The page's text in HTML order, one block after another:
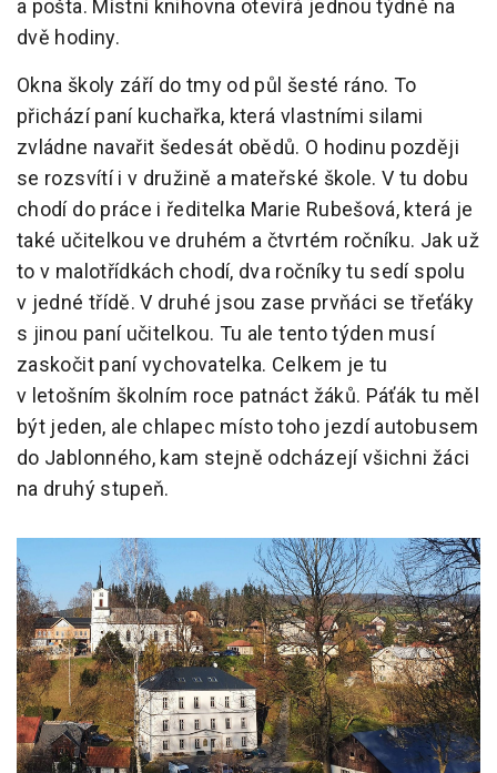
a pošta. Místní knihovna otevírá jednou týdně na
dvě hodiny.
Okna školy září do tmy od půl šesté ráno. To
přichází paní kuchařka, která vlastními silami
zvládne navařit šedesát obědů. O hodinu později
se rozsvítí i v družině a mateřské škole. V tu dobu
chodí do práce i ředitelka Marie Rubešová, která je
také učitelkou ve druhém a čtvrtém ročníku. Jak už
to v malotřídkách chodí, dva ročníky tu sedí spolu
v jedné třídě. V druhé jsou zase prvňáci se třeťáky
s jinou paní učitelkou. Tu ale tento týden musí
zaskočit paní vychovatelka. Celkem je tu
v letošním školním roce patnáct žáků. Páťák tu měl
být jeden, ale chlapec místo toho jezdí autobusem
do Jablonného, kam stejně odcházejí všichni žáci
na druhý stupeň.